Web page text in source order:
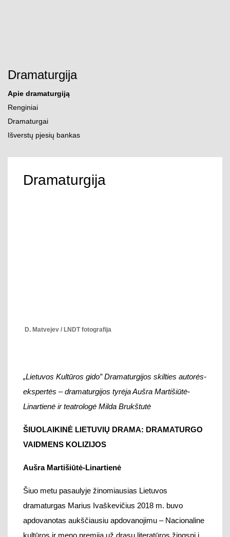
Dramaturgija
Apie dramaturgiją
Renginiai
Dramaturgai
Išverstų pjesių bankas
Dramaturgija
Šiuo metu
pasaulyje žinomiausias Lietuvos
dramaturgas Marius Ivaškevičius 2018 m. buvo
apdovanotas aukščiausiu apdovanojimu – Nacionaline
kultūros ir meno premija už drąsų literatūros žingsnį į
teatrą. Baigiantis antrajam XXI a. dešimtmečiui drąsus
vertybė.Kitas teatrine sėkme išsiskiriantis
pat siejamas su literatūrine dramos teksto verte, –
Lauros Sintijos Černiauskaitės 2003 m. parašyta
drama „Liučė čiuožia“
gvildenanti vyro ir moters
santykių problemą.
PasakM. Ivaškevičiaus, L.